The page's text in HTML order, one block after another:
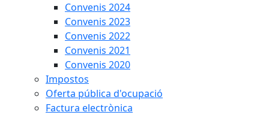
Convenis 2024
Convenis 2023
Convenis 2022
Convenis 2021
Convenis 2020
Impostos
Oferta pública d'ocupació
Factura electrònica